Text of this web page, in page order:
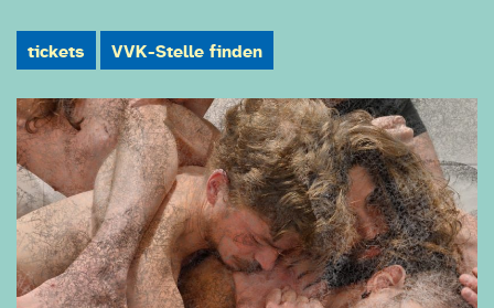
tickets VVK-Stelle finden